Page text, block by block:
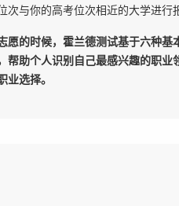
次与你的高考位次相近的大学进行
愿的时候，霍兰德测试基于六种
帮助个人识别自己最感兴趣的职
选择。